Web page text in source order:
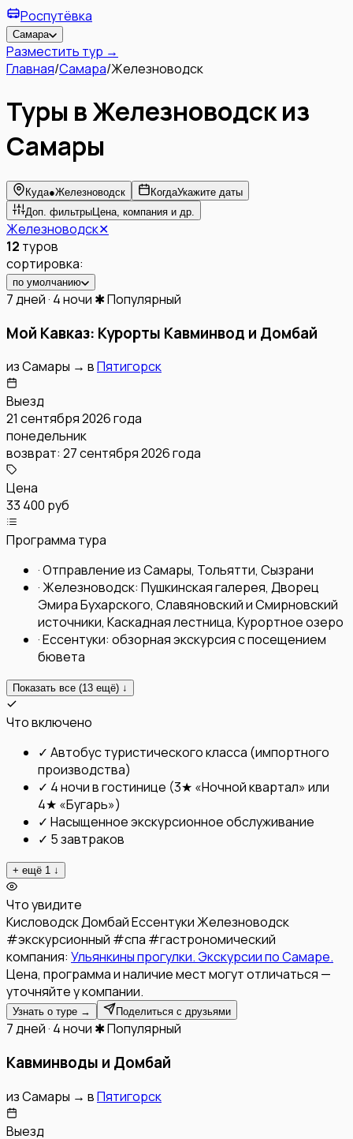
Роспутёвка
Самара
Разместить тур →
Главная/Самара/Железноводск
Туры в Железноводск из
Самары
Куда●Железноводск КогдаУкажите даты
Доп. фильтры Цена, компания и др.
Железноводск✕
12 туров
сортировка:
по умолчанию
7 дней · 4 ночи ✱ Популярный
Мой Кавказ: Курорты Кавминвод и Домбай
изСамары → вПятигорск
Выезд
21 сентября 2026 года
понедельник
возврат: 27 сентября 2026 года
Цена
33 400 руб
Программа тура
·Отправление из Самары, Тольятти, Сызрани
·Железноводск: Пушкинская галерея, Дворец
Эмира Бухарского, Славяновский и Смирновский
источники, Каскадная лестница, Курортное озеро
·Ессентуки: обзорная экскурсия с посещением
бювета
Показать все (13 ещё) ↓
Что включено
✓ Автобус туристического класса (импортного
производства)
✓ 4 ночи в гостинице (3★ «Ночной квартал» или
4★ «Бугарь»)
✓ Насыщенное экскурсионное обслуживание
✓ 5 завтраков
+ ещё 1 ↓
Что увидите
КисловодскДомбайЕссентукиЖелезноводск
#экскурсионный #спа #гастрономический
компания: Ульянкины прогулки. Экскурсии по Самаре.
Цена, программа и наличие мест могут отличаться —
уточняйте у компании.
Узнать о туре → Поделиться с друзьями
7 дней · 4 ночи ✱ Популярный
Кавминводы и Домбай
изСамары → вПятигорск
Выезд